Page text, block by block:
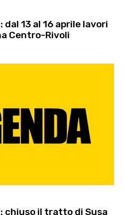
13 al 16 aprile lavori
Centro-Rivoli
chiuso il tratto di Susa